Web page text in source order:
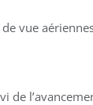
vue
de